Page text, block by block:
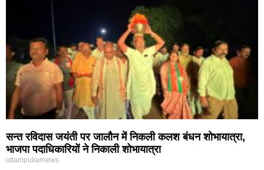
सन्त रविदास जयंती पर जालौन में निकली कलश बंधन शोभायात्रा,
भाजपा पदाधिकारियों ने निकाली शोभायात्रा
uttampukarnews